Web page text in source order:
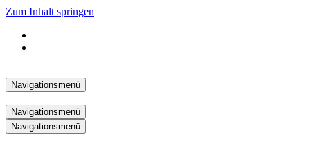
Zum Inhalt springen
Navigationsmenü
Navigationsmenü
Navigationsmenü